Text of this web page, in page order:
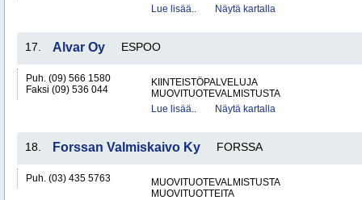
Lue lisää..
Näytä kartalla
17. Alvar Oy ESPOO
Puh. (09) 566 1580
Faksi (09) 536 044
KIINTEISTÖPALVELUJA
MUOVITUOTEVALMISTUSTA
Lue lisää..
Näytä kartalla
18. Forssan Valmiskaivo Ky FORSSA
Puh. (03) 435 5763
MUOVITUOTEVALMISTUSTA
MUOVITUOTTEITA